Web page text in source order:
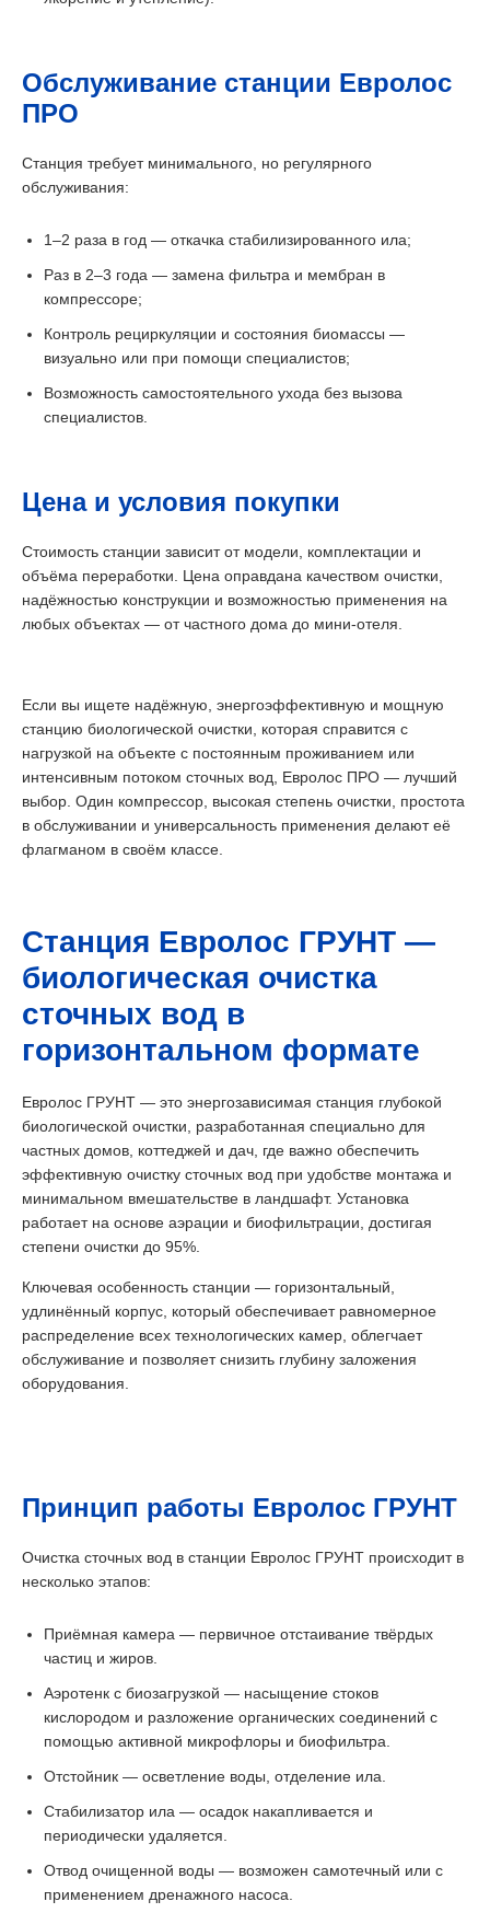
Обслуживание станции Евролос
ПРО
Станция требует минимального, но регулярного
обслуживания:
1–2 раза в год — откачка стабилизированного ила;
Раз в 2–3 года — замена фильтра и мембран в
компрессоре;
Контроль рециркуляции и состояния биомассы —
визуально или при помощи специалистов;
Возможность самостоятельного ухода без вызова
специалистов.
Цена и условия покупки
Стоимость станции зависит от модели, комплектации и
объёма переработки. Цена оправдана качеством очистки,
надёжностью конструкции и возможностью применения на
любых объектах — от частного дома до мини-отеля.
Если вы ищете надёжную, энергоэффективную и мощную
станцию биологической очистки, которая справится с
нагрузкой на объекте с постоянным проживанием или
интенсивным потоком сточных вод, Евролос ПРО — лучший
выбор. Один компрессор, высокая степень очистки, простота
в обслуживании и универсальность применения делают её
флагманом в своём классе.
Станция Евролос ГРУНТ —
биологическая очистка
сточных вод в
горизонтальном формате
Евролос ГРУНТ — это энергозависимая станция глубокой
биологической очистки, разработанная специально для
частных домов, коттеджей и дач, где важно обеспечить
эффективную очистку сточных вод при удобстве монтажа и
минимальном вмешательстве в ландшафт. Установка
работает на основе аэрации и биофильтрации, достигая
степени очистки до 95%.
Ключевая особенность станции — горизонтальный,
удлинённый корпус, который обеспечивает равномерное
распределение всех технологических камер, облегчает
обслуживание и позволяет снизить глубину заложения
оборудования.
Принцип работы Евролос ГРУНТ
Очистка сточных вод в станции Евролос ГРУНТ происходит в
несколько этапов:
Приёмная камера — первичное отстаивание твёрдых
частиц и жиров.
Аэротенк с биозагрузкой — насыщение стоков
кислородом и разложение органических соединений с
помощью активной микрофлоры и биофильтра.
Отстойник — осветление воды, отделение ила.
Стабилизатор ила — осадок накапливается и
периодически удаляется.
Отвод очищенной воды — возможен самотечный или с
применением дренажного насоса.